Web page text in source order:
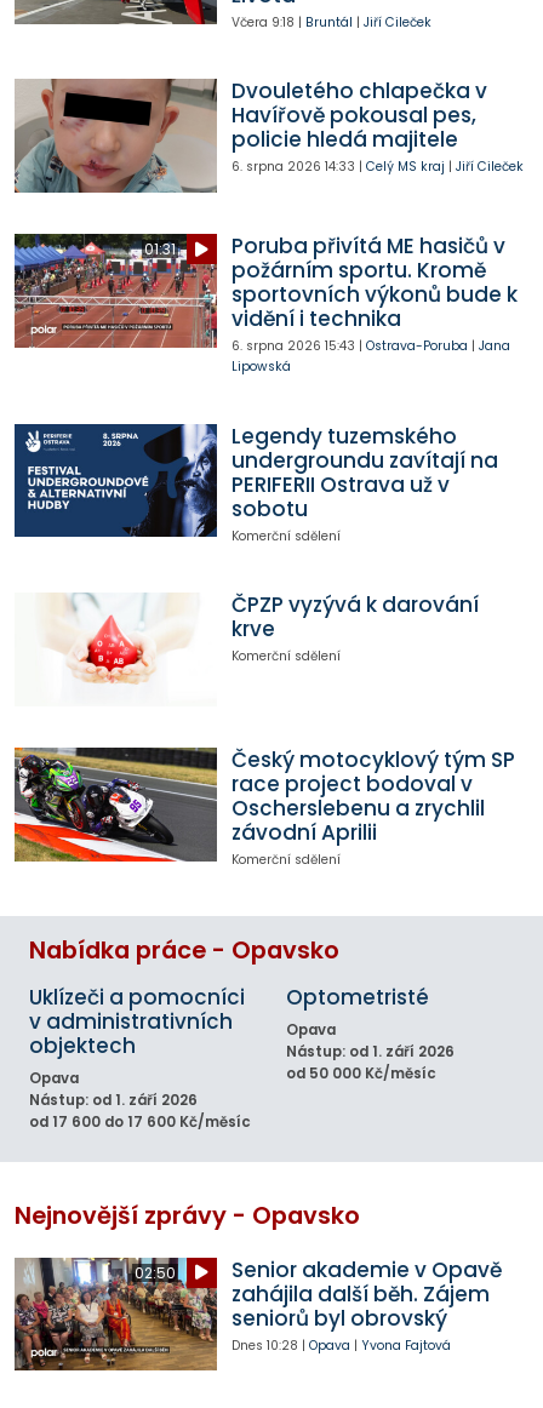
Včera 9:18 | Bruntál | Jiří Cileček
Dvouletého chlapečka v
Havířově pokousal pes,
policie hledá majitele
6. srpna 2026 14:33 | Celý MS kraj | Jiří Cileček
01:31
Poruba přivítá ME hasičů v
požárním sportu. Kromě
sportovních výkonů bude k
vidění i technika
6. srpna 2026 15:43 | Ostrava-Poruba | Jana
Lipowská
Legendy tuzemského
undergroundu zavítají na
PERIFERII Ostrava už v
sobotu
Komerční sdělení
ČPZP vyzývá k darování
krve
Komerční sdělení
Český motocyklový tým SP
race project bodoval v
Oscherslebenu a zrychlil
závodní Aprilii
Komerční sdělení
Nabídka práce - Opavsko
Uklízeči a pomocníci
v administrativních
objektech
Opava
Nástup: od 1. září 2026
od 17 600 do 17 600 Kč/měsíc
Optometristé
Opava
Nástup: od 1. září 2026
od 50 000 Kč/měsíc
Nejnovější zprávy - Opavsko
02:50
Senior akademie v Opavě
zahájila další běh. Zájem
seniorů byl obrovský
Dnes 10:28 | Opava | Yvona Fajtová